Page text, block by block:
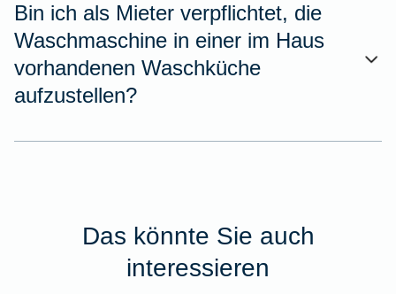
Bin ich als Mieter verpflichtet, die
Waschmaschine in einer im Haus
vorhandenen Waschküche
aufzustellen?
Das könnte Sie auch
interessieren